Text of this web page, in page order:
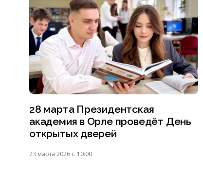
28 марта Президентская
академия в Орле проведёт День
открытых дверей
23 марта 2026 г. 10:00